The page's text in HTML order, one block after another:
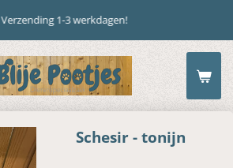
Verzending 1-3 werkdagen!
Schesir - tonijn